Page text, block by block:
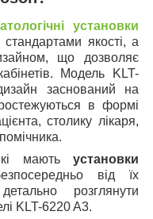
установки
якості, а
що дозволяє
Модель KLT-
заснований на
в формі
столику лікаря,
мають установки
від їх
розглянути
KLT-6220 A3.